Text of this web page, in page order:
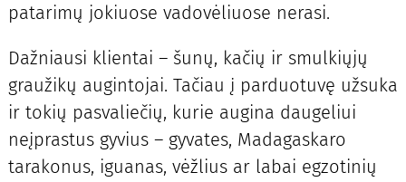
patarimų jokiuose vadovėliuose nerasi.
Dažniausi klientai – šunų, kačių ir smulkiųjų
graužikų augintojai. Tačiau į parduotuvę užsuka
ir tokių pasvaliečių, kurie augina daugeliui
neįprastus gyvius – gyvates, Madagaskaro
tarakonus, iguanas, vėžlius ar labai egzotinių